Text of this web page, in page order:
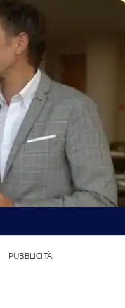
PUBBLICITÀ